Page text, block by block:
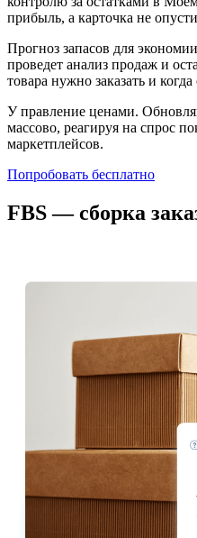
прибыль, а карточка не
Прогноз запасов для
проведет анализ продаж и
товара нужно заказать и когда
У правление ценами.
массово, реагируя на спрос
маркетплейсов.
Попробовать бесплатно
FBS — сборка